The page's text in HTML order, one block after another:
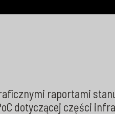
raportami
dotyczącej części